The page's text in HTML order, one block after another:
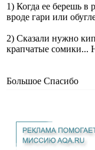
1) Когда ее берешь в
вроде гари или
2) Сказали нужно
крапчатые сомики...
Большое Спасибо